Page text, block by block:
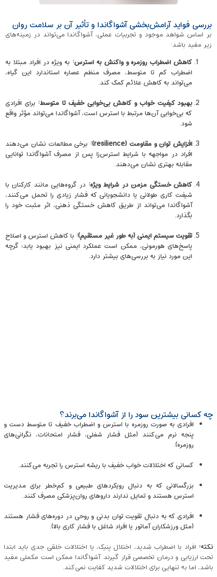
بررسی فواید آرامش‌بخشی آشواگاندا و تأثیر آن بر سلامت روان
بر اساس شواهد موجود و تجربیات عملی، آشواگاندا می‌تواند در زمینه‌های
زیر مفید باشد:
کاهش اضطراب روزمره و واکنش به استرس: به ‌ویژه در افراد مبتلا به
اضطراب کم تا متوسط، مصرف منظم عصاره استاندارد این گیاه،
می‌تواند به کاهش علائم کمک کند.
بهبود کیفیت خواب و کاهش بی‌خوابی خفیف تا متوسط: برای افرادی
که بی‌خوابی آن‌ها مرتبط با استرس است، آشواگاندا می‌تواند مؤثر واقع
شود.
افزایش توان و مقاومت (resilience)
: برخی مطالعات نشان می‌دهند
افراد در مواجهه با شرایط استرس‌زا پس از مصرف آشواگاندا توانایی
مقابله بهتری نشان می‌دهند.
کاهش خستگی مزمن در شرایط ویژه: در گروه‌هایی مانند کارکنان با
شیفت‌ کاری طولانی یا دانشجویانی که فشار زیادی را تحمل می‌کنند،
آشواگاندا می‌تواند از طریق کاهش خستگی ذهنی، اثر مثبت خود را
بگذارد.
تقویت سیستم ایمنی (به ‌طور غیر مستقیم): با کاهش استرس و اصلاح
پاسخ‌های هورمونی، ممکن است عملکرد ایمنی نیز بهبود یابد؛ گرچه
این مورد نیاز به بررسی‌های بیشتر دارد.
چه کسانی بیشترین سود را از آشواگاندا می‌برند؟
افرادی به صورت روزمره با استرس و اضطراب خفیف تا متوسط دست و
پنجه نرم می‌کنند (مثل فشار شغلی، فشار امتحانات، نگرانی‌های
روزمره).
کسانی که اختلالات خواب خفیف با ریشه استرس را تجربه می‌کنند.
بزرگسالانی که به دنبال رویکردهای طبیعی و کم‌خطر برای مدیریت
استرس هستند و تمایل ندارند داروهای روان‌پزشکی مصرف کنند.
افرادی که به دنبال تقویت توان بدنی و روحی در دوره‌های فشار هستند
(مثل ورزشکاران آماتور یا افراد شاغل با فشار کاری بالا).
نکته: افراد با اضطراب شدید، اختلال پنیک، یا اختلالات خلقی جدی باید ابتدا
تحت ارزیابی و درمان تخصصی قرار گیرند. آشواگاندا ممکن است مکملی مفید
باشد، اما به ‌تنهایی برای اختلالات شدید کفایت نمی‌کند.